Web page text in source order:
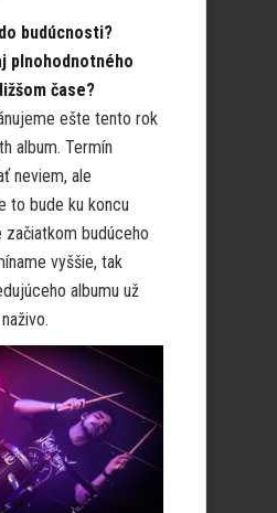
budúcnosti?
plnohodnotného
čase?
ešte tento rok
album. Termín
neviem, ale
to bude ku koncu
začiatkom budúceho
vyššie, tak
albumu už